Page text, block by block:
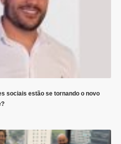
sociais estão se tornando o novo